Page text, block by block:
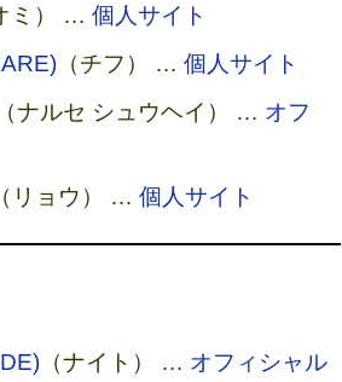
ミ） … 個人サイト
（チフ） … 個人サイト
（ナルセ シュウヘイ） … オフ
リョウ） … 個人サイト
（ナイト） … オフィシャル